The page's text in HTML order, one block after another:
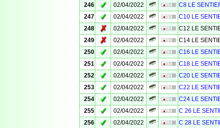
246
✓ 02/04/2022
C8 LE
247
✓ 02/04/2022
C10 LE
248
✗ 02/04/2022
C12 LE
249
✗ 02/04/2022
C14 LE
250
✓ 02/04/2022
C16 LE
251
✓ 02/04/2022
C18 LE
252
✓ 02/04/2022
C20 LE
253
✓ 02/04/2022
C22 LE
254
✓ 02/04/2022
C24 LE
255
✓ 02/04/2022
C 26 LE
256
✓ 02/04/2022
C 28 LE